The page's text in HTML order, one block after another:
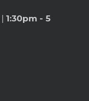
| 1:30pm - 5